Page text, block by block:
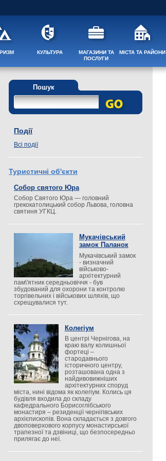
КУЛЬТУРА
МАГАЗИНИ ТА
ПОСЛУГИ
МІСТА ТА РАЙОНИ
Пошук
Події
Всі події
Туристичні об'єкти
Собор святого Юра
Собор Святого Юра — головний
грекокатолицький собор Львова, головна
святиня УГКЦ.
Мукачівський
замок Паланок
Мукачівський замок
- визначний
військово-
архітектурний
пам\'ятник середньовіччя - був
збудований для охорони та контролю
торгівельних і військових шляхів, що
схрещувалися тут.
Колегіум
В центрі Чернігова, на
краю валу колишньої
фортеці –
стародавнього
історичного центру,
розташована одна з
найдивовижніших
архітектурних споруд
міста, нині відома як колегіум. Колись ця
будівля входила до складу
кафедрального Борисоглібського
монастиря – резиденції чернігівських
архієпископів. Вона складається з довгого
двоповерхового корпусу монастирської
трапезної та дзвіниці, що безпосередньо
прилягає до неї.